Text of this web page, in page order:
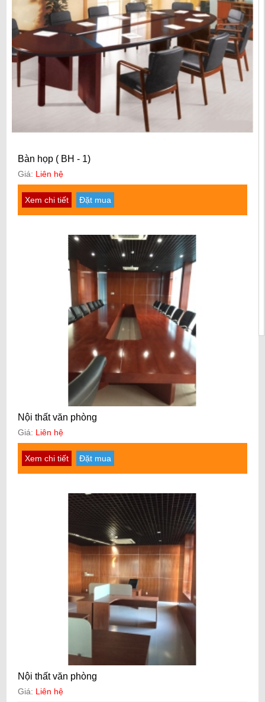
Bàn họp ( BH - 1)
Giá: Liên hệ
Xem chi tiết Đặt mua
Nội thất văn phòng
Giá: Liên hệ
Xem chi tiết Đặt mua
Nội thất văn phòng
Giá: Liên hệ